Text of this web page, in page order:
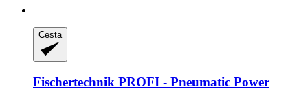
Cesta
Fischertechnik PROFI -​ Pneumatic Power